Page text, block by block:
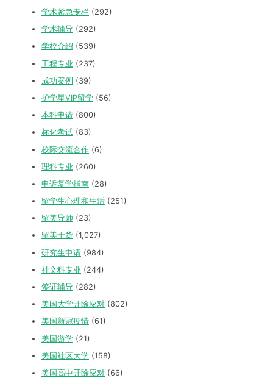
学术紧急专栏 (292)
学术辅导 (292)
学校介绍 (539)
工程专业 (237)
成功案例 (39)
护学星VIP留学 (56)
本科申请 (800)
标化考试 (83)
校际交流合作 (6)
理科专业 (260)
申诉复学指南 (28)
留学生心理和生活 (251)
留美导师 (23)
留美干货 (1,027)
研究生申请 (984)
社文科专业 (244)
签证辅导 (282)
美国大学开除应对 (802)
美国新冠疫情 (61)
美国游学 (21)
美国社区大学 (158)
美国高中开除应对 (66)